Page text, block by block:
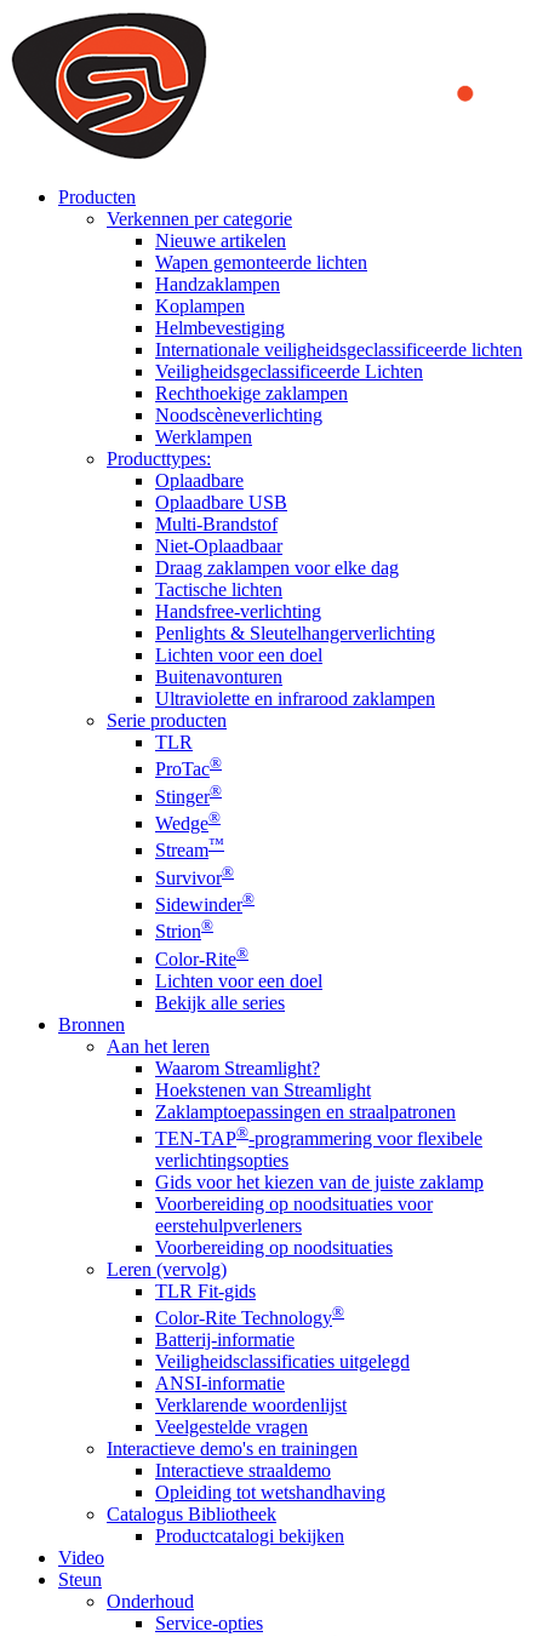
We use cookies to ensure that we provide you the best experience
on our website. By continuing to browse this website, you accept
that cookies are used to help us analyze how the website is used and
to offer you a better experience. To learn more or to find out how
you can disable cookies, you can access our
Producten
Verkennen per categorie
Nieuwe artikelen
Wapen gemonteerde lichten
Handzaklampen
Koplampen
Helmbevestiging
Internationale veiligheidsgeclassificeerde lichten
Veiligheidsgeclassificeerde Lichten
Rechthoekige zaklampen
Noodscèneverlichting
Werklampen
Producttypes:
Oplaadbare
Oplaadbare USB
Multi-Brandstof
Niet-Oplaadbaar
Draag zaklampen voor elke dag
Tactische lichten
Handsfree-verlichting
Penlights & Sleutelhangerverlichting
Lichten voor een doel
Buitenavonturen
Ultraviolette en infrarood zaklampen
Serie producten
TLR
ProTac®
Stinger®
Wedge®
Stream™
Survivor®
Sidewinder®
Strion®
Color-Rite®
Lichten voor een doel
Bekijk alle series
Bronnen
Aan het leren
Waarom Streamlight?
Hoekstenen van Streamlight
Zaklamptoepassingen en straalpatronen
TEN-TAP®-programmering voor flexibele
verlichtingsopties
Gids voor het kiezen van de juiste zaklamp
Voorbereiding op noodsituaties voor
eerstehulpverleners
Voorbereiding op noodsituaties
Leren (vervolg)
TLR Fit-gids
Color-Rite Technology®
Batterij-informatie
Veiligheidsclassificaties uitgelegd
ANSI-informatie
Verklarende woordenlijst
Veelgestelde vragen
Interactieve demo's en trainingen
Interactieve straaldemo
Opleiding tot wetshandhaving
Catalogus Bibliotheek
Productcatalogi bekijken
Video
Steun
Onderhoud
Service-opties